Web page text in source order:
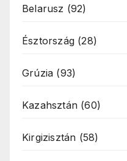
Belarusz (92)
Észtország (28)
Grúzia (93)
Kazahsztán (60)
Kirgizisztán (58)